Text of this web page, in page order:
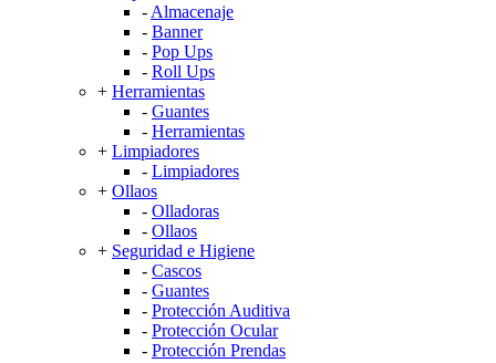
- Almacenaje
- Banner
- Pop Ups
- Roll Ups
+ Herramientas
- Guantes
- Herramientas
+ Limpiadores
- Limpiadores
+ Ollaos
- Olladoras
- Ollaos
+ Seguridad e Higiene
- Cascos
- Guantes
- Protección Auditiva
- Protección Ocular
- Protección Prendas